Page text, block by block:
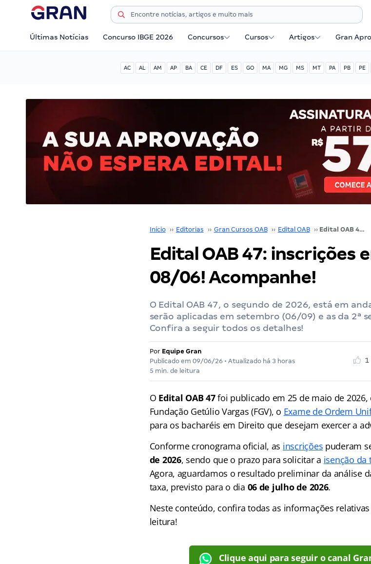
Últimas Notícias Concurso IBGE 2026 Concursos Cursos Artigos Gran
AC AL AM AP BA CE DF ES GO MA MG MS MT PA PB PE
Início ›› Editorias ›› Gran Cursos OAB ›› Edital OAB ›› Edital OAB 47: inscrições encerraram em 08/06! Acompanhe!
Edital OAB 47: inscrições
08/06! Acompanhe!
O Edital OAB 47, o segundo de 2026, está em
serão aplicadas em setembro (06/09) e as da 2ª
Confira a seguir todos os detalhes!
Por Equipe Gran
Publicado em 09/06/26 • Atualizado há 3 horas
5 min. de leitura
1
O Edital OAB 47foi publicado em 25 de maio de
Fundação Getúlio Vargas (FGV), o Exame de Ordem
para os bacharéis em Direito que desejam exercer a
Conforme cronograma oficial, as inscrições puderam
de 2026, sendo que o prazo para solicitar a isenção da
Agora, aguardamos o resultado preliminar da análise
taxa, previsto para o dia 06 de julho de 2026.
Neste conteúdo, confira todas as informações
leitura!
Clique aqui para seguir o canal